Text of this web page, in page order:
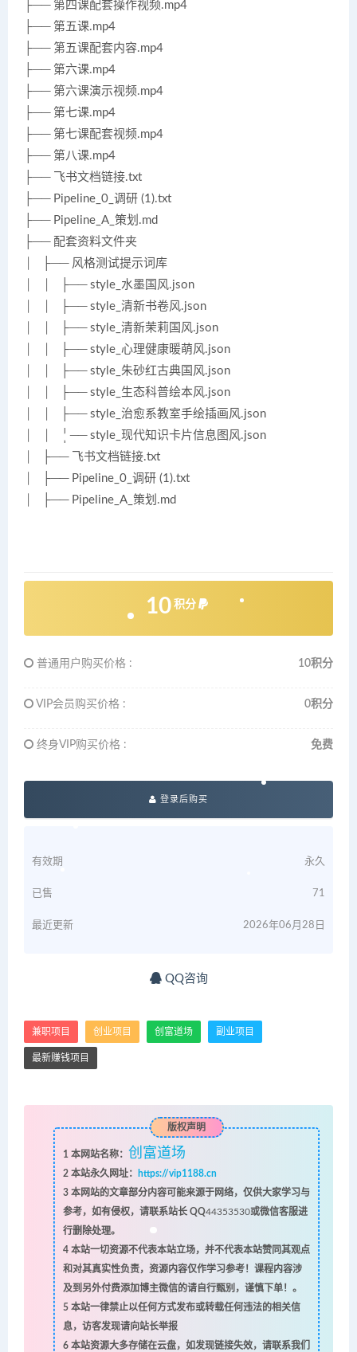
├── 第四课配套操作视频.mp4
├── 第五课.mp4
├── 第五课配套内容.mp4
├── 第六课.mp4
├── 第六课演示视频.mp4
├── 第七课.mp4
├── 第七课配套视频.mp4
├── 第八课.mp4
├── 飞书文档链接.txt
├── Pipeline_0_调研 (1).txt
├── Pipeline_A_策划.md
├── 配套资料文件夹
│ ├── 风格测试提示词库
│ │ ├── style_水墨国风.json
│ │ ├── style_清新书卷风.json
│ │ ├── style_清新茉莉国风.json
│ │ ├── style_心理健康暖萌风.json
│ │ ├── style_朱砂红古典国风.json
│ │ ├── style_生态科普绘本风.json
│ │ ├── style_治愈系教室手绘插画风.json
│ │ ├── style_现代知识卡片信息图风.json
│ ├── 飞书文档链接.txt
│ ├── Pipeline_0_调研 (1).txt
│ ├── Pipeline_A_策划.md
10 积分
普通用户购买价格 : 10积分
VIP会员购买价格 : 0积分
终身VIP购买价格 : 免费
登录后购买
有效期 永久
已售 71
最近更新 2026年06月28日
QQ咨询
兼职项目 创业项目 创富道场 副业项目
最新赚钱项目
版权声明
1本网站名称： 创富道场
2本站永久网址：
https://vip1188.cn
3本网站的文章部分内容可能来源于网络，仅供大家学习与
参考，如有侵权，请联系站长 QQ44353530或微信客服进
行删除处理。
4本站一切资源不代表本站立场，并不代表本站赞同其观点
和对其真实性负责，资源内容仅作学习参考！课程内容涉
及到另外付费添加博主微信的请自行甄别，谨慎下单！。
5本站一律禁止以任何方式发布或转载任何违法的相关信
息，访客发现请向站长举报
6本站资源大多存储在云盘，如发现链接失效，请联系我们